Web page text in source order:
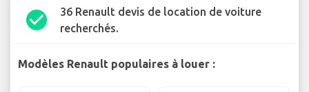
check_circle
36 Renault devis de location de voiture
recherchés.
Modèles Renault populaires à louer :